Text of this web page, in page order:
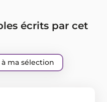
écrits par cet
ma sélection